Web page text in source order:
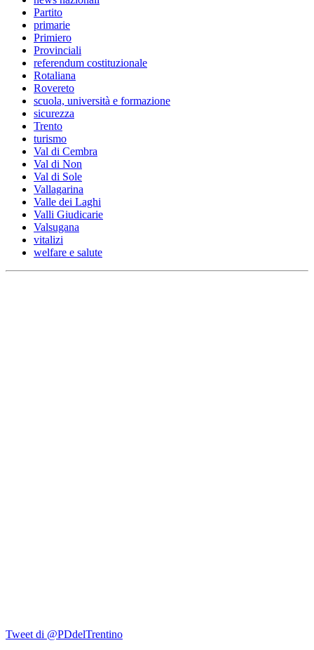
Partito
primarie
Primiero
Provinciali
referendum costituzionale
Rotaliana
Rovereto
scuola, università e formazione
sicurezza
Trento
turismo
Val di Cembra
Val di Non
Val di Sole
Vallagarina
Valle dei Laghi
Valli Giudicarie
Valsugana
vitalizi
welfare e salute
Tweet di @PDdelTrentino